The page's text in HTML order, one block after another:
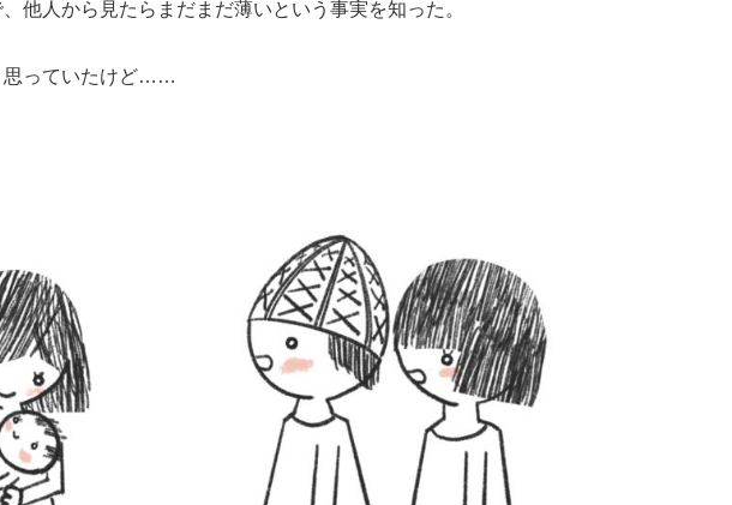
人から見たらまだまだ薄いという事実を知った。
思っていたけど……